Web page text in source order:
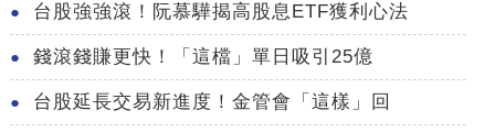
台股強強滾！阮慕驊揭高股息ETF獲利心法
錢滾錢賺更快！「這檔」單日吸引25億
台股延長交易新進度！金管會「這樣」回